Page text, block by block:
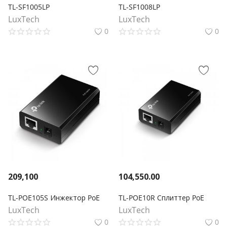
TL-SF1005LP
LuxTech
0
TL-SF1008LP
LuxTech
0
209,100
TL-POE105S Инжектор PoE
LuxTech
0
104,550.00
TL-POE10R Сплиттер PoE
LuxTech
0